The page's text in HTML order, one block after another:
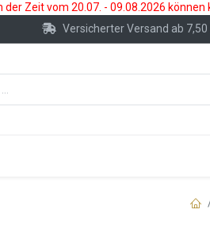
Zeit vom 20.07. - 09.08.2026
Versicherter Versand ab 7,50